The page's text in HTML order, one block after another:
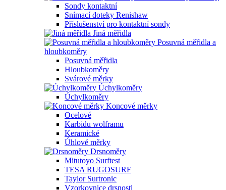
Sondy kontaktní
Snímací doteky Renishaw
Příslušenství pro kontaktní sondy
Jiná měřidla
Posuvná měřidla a
hloubkoměry
Posuvná měřidla
Hloubkoměry
Svárové měrky
Úchylkoměry
Úchylkoměry
Koncové měrky
Ocelové
Karbidu wolframu
Keramické
Úhlové měrky
Drsnoměry
Mitutoyo Surftest
TESA RUGOSURF
Taylor Surtronic
Vzorkovnice drsnosti